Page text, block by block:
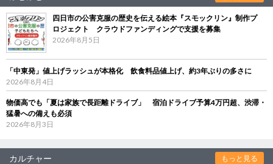
四日市の公害克服の歴史を伝える絵本『スモックリン』制作プ
ロジェクト クラウドファンディングで支援を募集
2026年8月5日
「中東発」値上げラッシュが本格化 飲食料品値上げ、約3年ぶりの多さに
2026年8月4日
物価高でも「夏は家族で長距離ドライブ」 宿泊ドライブ予算4万円超、渋滞・
猛暑への備えも必須
2026年8月3日
カルチャー もっと見る